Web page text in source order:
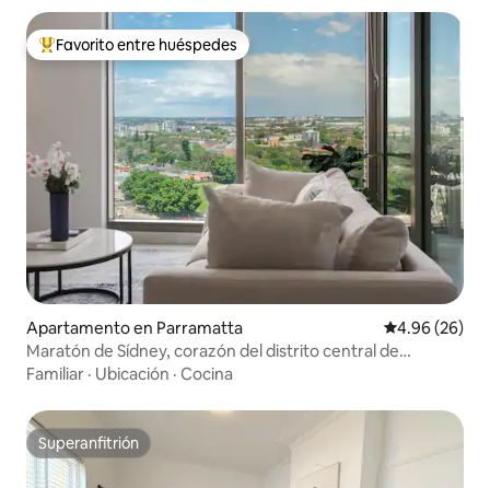
Favorito entre huéspedes preferido
Favorito entre huéspedes
Apartamento en Parramatta Calificación
4.96 (26)
Maratón de Sídney, corazón del distrito central de
negocios de Parramatta
Familiar · Ubicación · Cocina
Superanfitrión
Superanfitrión